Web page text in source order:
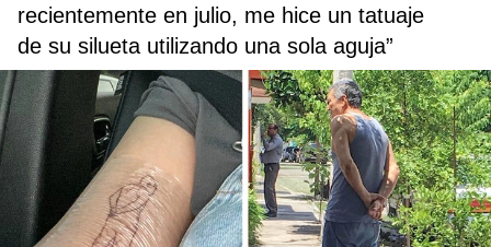
recientemente en julio, me hice un tatuaje
de su silueta utilizando una sola aguja”